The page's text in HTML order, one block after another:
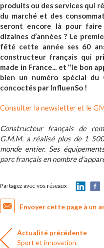
produits ou des services qui
du marché et des
seront encore là pour faire
dizaines d’années ? Le
fêté cette année ses 60
constructeur français qui
made in France... et "le bon
bien un numéro spécial
concoctés par InfluenSo !
Consulter la newsletter et le
Constructeur français de
G.M.M. a réalisé plus de 1
monde entier. Ses
parc français en nombre
Partagez avec vos réseaux
Envoyer cette page à un
Actualité précédente
Sport et innovation